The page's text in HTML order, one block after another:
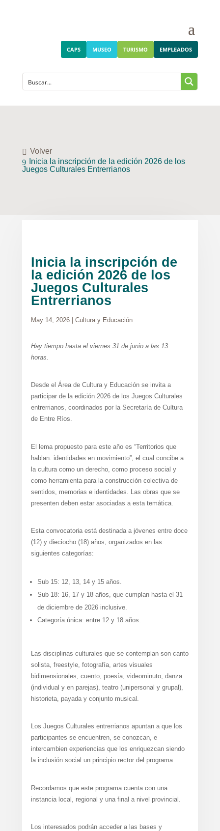
CAPS MUSEO TURISMO EMPLEADOS
Volver
Inicia la inscripción de la edición 2026 de los
Juegos Culturales Entrerrianos
Inicia la inscripción de
la edición 2026 de los
Juegos Culturales
Entrerrianos
May 14, 2026| Cultura y Educación
Hay tiempo hasta el viernes 31 de junio a las 13
horas.
Desde el Área de Cultura y Educación se invita a
participar de la edición 2026 de los Juegos Culturales
entrerrianos, coordinados por la Secretaría de Cultura
de Entre Ríos.
El lema propuesto para este año es “Territorios que
hablan: identidades en movimiento”, el cual concibe a
la cultura como un derecho, como proceso social y
como herramienta para la construcción colectiva de
sentidos, memorias e identidades. Las obras que se
presenten deben estar asociadas a esta temática.
Esta convocatoria está destinada a jóvenes entre doce
(12) y dieciocho (18) años, organizados en las
siguientes categorías:
Sub 15: 12, 13, 14 y 15 años.
Sub 18: 16, 17 y 18 años, que cumplan hasta el 31
de diciembre de 2026 inclusive.
Categoría única: entre 12 y 18 años.
Las disciplinas culturales que se contemplan son canto
solista, freestyle, fotografía, artes visuales
bidimensionales, cuento, poesía, videominuto, danza
(individual y en parejas), teatro (unipersonal y grupal),
historieta, payada y conjunto musical.
Los Juegos Culturales entrerrianos apuntan a que los
participantes se encuentren, se conozcan, e
intercambien experiencias que los enriquezcan siendo
la inclusión social un principio rector del programa.
Recordamos que este programa cuenta con una
instancia local, regional y una final a nivel provincial.
Los interesados podrán acceder a las bases y